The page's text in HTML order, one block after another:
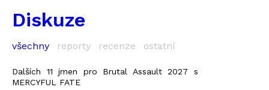
Diskuze
všechny reporty recenze ostatní
Dalších 11 jmen pro Brutal Assault 2027 s
MERCYFUL FATE